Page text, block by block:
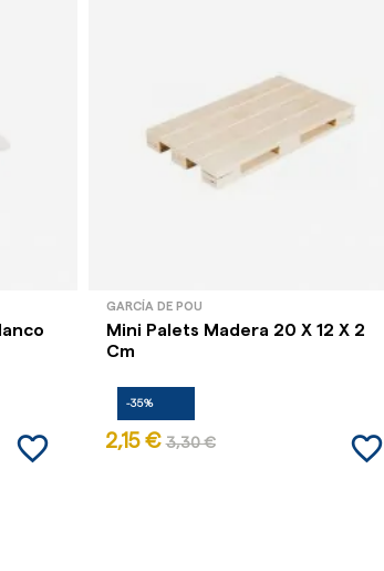
favorite_border
GARCÍA DE POU
Mini Palets Madera 20 X 12 X 2
Cm
-35%
2,15 € 3,30 € favorite_border